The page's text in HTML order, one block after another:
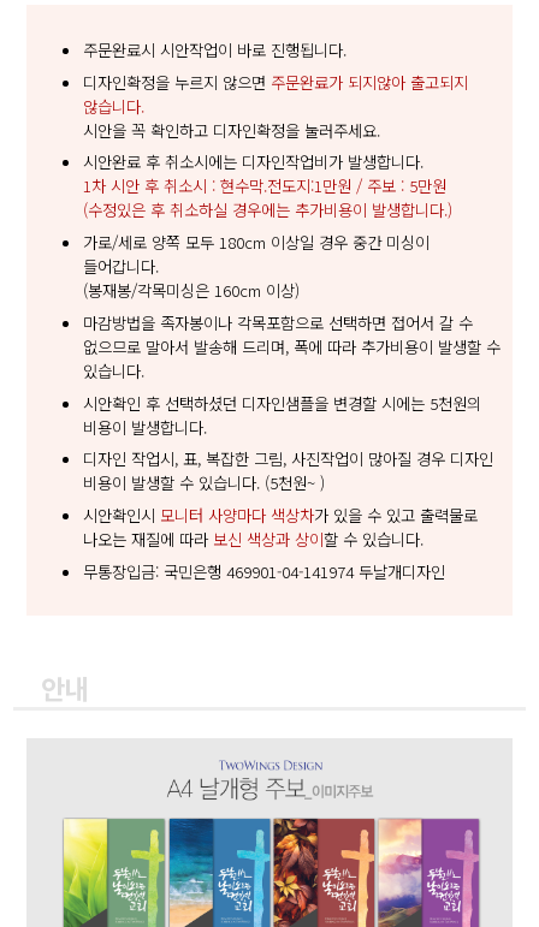
주문완료시 시안작업이 바로 진행됩니다.
디자인확정을 누르지 않으면 주문완료가 되지않아 출고되지
않습니다.
시안을 꼭 확인하고 디자인확정을 눌러주세요.
시안완료 후 취소시에는 디자인작업비가 발생합니다.
1차 시안 후 취소시 : 현수막.전도지:1만원 / 주보 : 5만원
(수정있은 후 취소하실 경우에는 추가비용이 발생합니다.)
가로/세로 양쪽 모두 180cm 이상일 경우 중간 미싱이
들어갑니다.
(봉재봉/각목미싱은 160cm 이상)
마감방법을 족자봉이나 각목포함으로 선택하면 접어서 갈 수
없으므로 말아서 발송해 드리며, 폭에 따라 추가비용이 발생할 수
있습니다.
시안확인 후 선택하셨던 디자인샘플을 변경할 시에는 5천원의
비용이 발생합니다.
디자인 작업시, 표, 복잡한 그림, 사진작업이 많아질 경우 디자인
비용이 발생할 수 있습니다. (5천원~ )
시안확인시 모니터 사양마다 색상차가 있을 수 있고 출력물로
나오는 재질에 따라 보신 색상과 상이할 수 있습니다.
무통장입금: 국민은행 469901-04-141974 두날개디자인
안내